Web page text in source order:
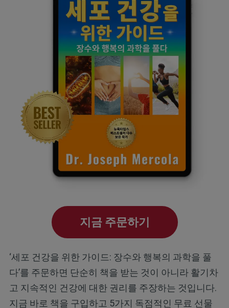
지금 주문하기
‘세포 건강을 위한 가이드: 장수와 행복의 과학을 풀
다’를 주문하면 단순히 책을 받는 것이 아니라 활기차
고 지속적인 건강에 대한 권리를 주장하는 것입니다.
지금 바로 책을 구입하고 5가지 독점적인 무료 선물